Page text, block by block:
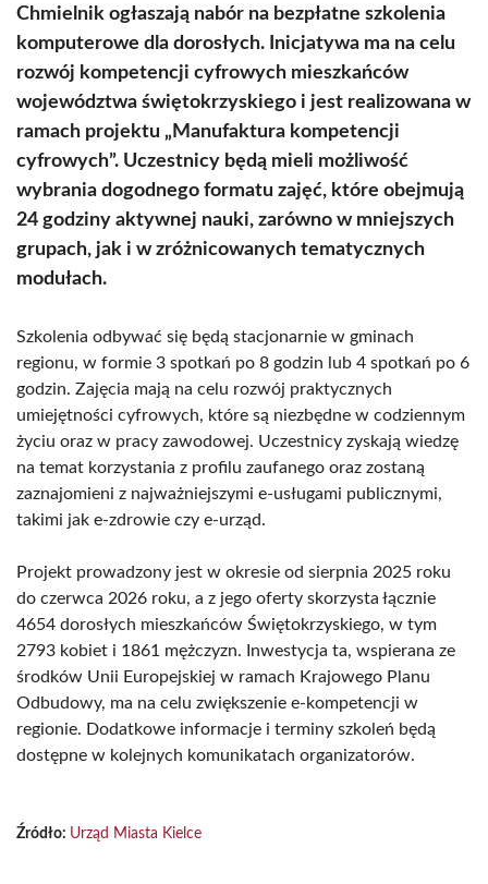
Chmielnik ogłaszają nabór na bezpłatne szkolenia
komputerowe dla dorosłych. Inicjatywa ma na celu
rozwój kompetencji cyfrowych mieszkańców
województwa świętokrzyskiego i jest realizowana w
ramach projektu „Manufaktura kompetencji
cyfrowych”. Uczestnicy będą mieli możliwość
wybrania dogodnego formatu zajęć, które obejmują
24 godziny aktywnej nauki, zarówno w mniejszych
grupach, jak i w zróżnicowanych tematycznych
modułach.
Szkolenia odbywać się będą stacjonarnie w gminach
regionu, w formie 3 spotkań po 8 godzin lub 4 spotkań po 6
godzin. Zajęcia mają na celu rozwój praktycznych
umiejętności cyfrowych, które są niezbędne w codziennym
życiu oraz w pracy zawodowej. Uczestnicy zyskają wiedzę
na temat korzystania z profilu zaufanego oraz zostaną
zaznajomieni z najważniejszymi e-usługami publicznymi,
takimi jak e-zdrowie czy e-urząd.
Projekt prowadzony jest w okresie od sierpnia 2025 roku
do czerwca 2026 roku, a z jego oferty skorzysta łącznie
4654 dorosłych mieszkańców Świętokrzyskiego, w tym
2793 kobiet i 1861 mężczyzn. Inwestycja ta, wspierana ze
środków Unii Europejskiej w ramach Krajowego Planu
Odbudowy, ma na celu zwiększenie e-kompetencji w
regionie. Dodatkowe informacje i terminy szkoleń będą
dostępne w kolejnych komunikatach organizatorów.
Źródło: Urząd Miasta Kielce